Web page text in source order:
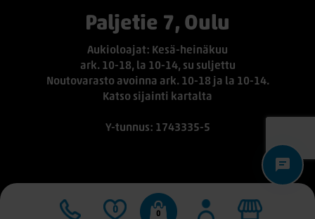
Paljetie 7, Oulu
Aukioloajat: Kesä-heinäkuu
ark. 10-18, la 10-14, su suljettu
Noutovarasto avoinna ark. 10-18 ja la 10-14.
Katso sijainti kartalta
Y-tunnus: 1743335-5
0 0